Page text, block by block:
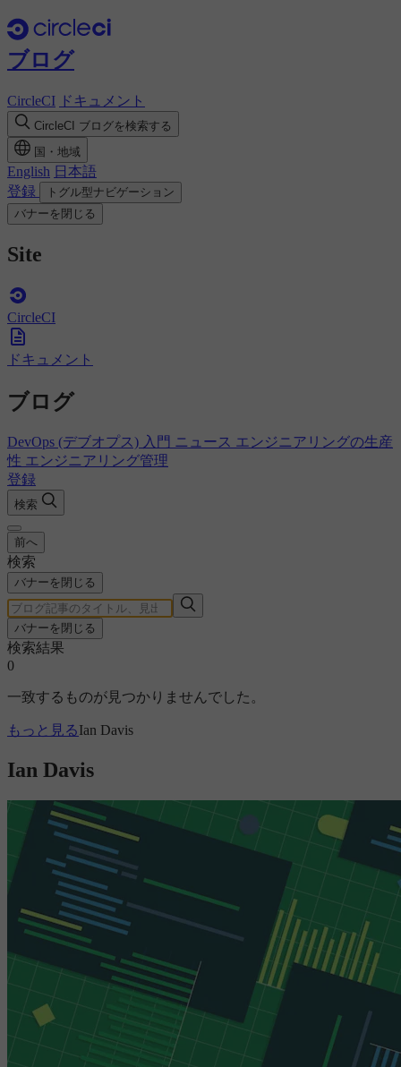
ブログ
CircleCI ドキュメント
CircleCI ブログを検索する
国・地域
English 日本語
登録
トグル型ナビゲーション
バナーを閉じる
Site
CircleCI
ドキュメント
ブログ
DevOps (デブオプス) 入門 ニュース エンジニアリングの生産
性 エンジニアリング管理
登録
検索
前へ
検索
バナーを閉じる
バナーを閉じる
検索結果
0
一致するものが見つかりませんでした。
もっと見るIan Davis
Ian Davis